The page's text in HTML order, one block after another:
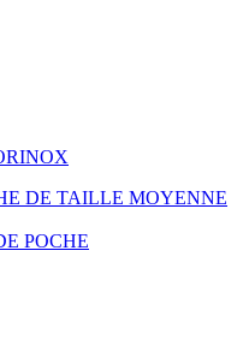
DE TAILLE MOYENNE
POCHE